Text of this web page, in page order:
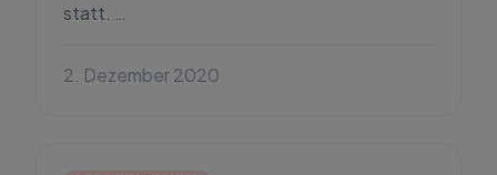
statt. …
2. Dezember 2020